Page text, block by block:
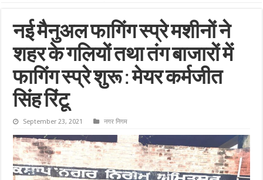
नई मैनुअल फागिंग स्प्रे मशीनों ने
शहर के गलियों तथा तंग बाजारों में
फागिंग स्प्रे शुरू : मेयर कर्मजीत
सिंह रिंटू
September 23, 2021 नगर निगम